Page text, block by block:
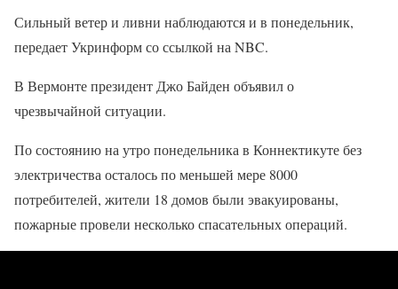
Сильный ветер и ливни наблюдаются и в понедельник,
передает Укринформ со ссылкой на NBC.
В Вермонте президент Джо Байден объявил о
чрезвычайной ситуации.
По состоянию на утро понедельника в Коннектикуте без
электричества осталось по меньшей мере 8000
потребителей, жители 18 домов были эвакуированы,
пожарные провели несколько спасательных операций.